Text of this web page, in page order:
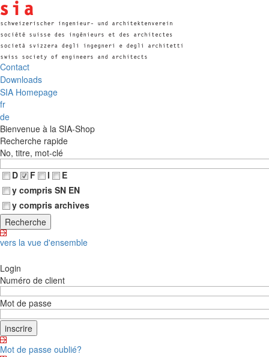
Contact
Downloads
SIA Homepage
fr
de
Bienvenue à la SIA-Shop
Recherche rapide
No, titre, mot-clé
D
F I
E
y compris SN EN
y compris archives
vers la vue d'ensemble
Login
Numéro de client
Mot de passe
Mot de passe oublié?